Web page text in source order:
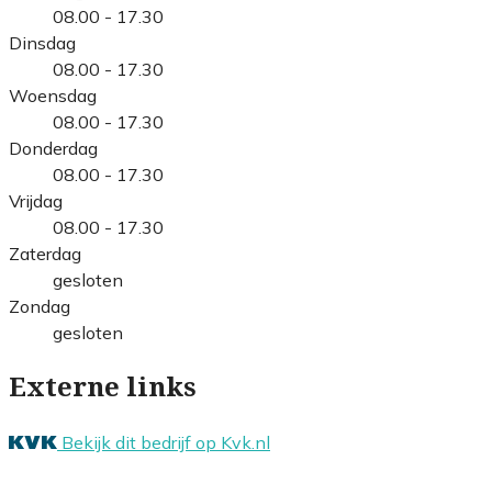
08.00 - 17.30
Dinsdag
08.00 - 17.30
Woensdag
08.00 - 17.30
Donderdag
08.00 - 17.30
Vrijdag
08.00 - 17.30
Zaterdag
gesloten
Zondag
gesloten
Externe links
Bekijk dit bedrijf op Kvk.nl